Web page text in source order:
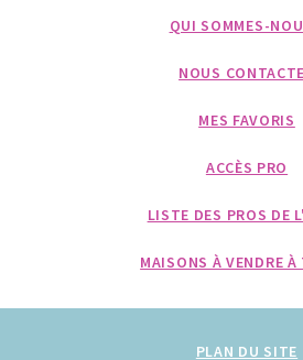
QUI SOMMES-
NOUS
MES FAVORIS
ACCÈS PRO
LISTE DES PROS DE
MAISONS À VENDRE À
PLAN DU SITE